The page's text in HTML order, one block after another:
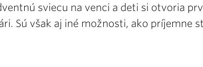
sviecu na venci a deti si otvoria
Sú však aj iné možnosti, ako príjemne